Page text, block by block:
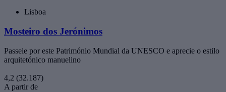
Lisboa
Mosteiro dos Jerónimos
Passeie por este Património Mundial da UNESCO e aprecie o estilo
arquitetónico manuelino
4,2 (32.187)
A partir de